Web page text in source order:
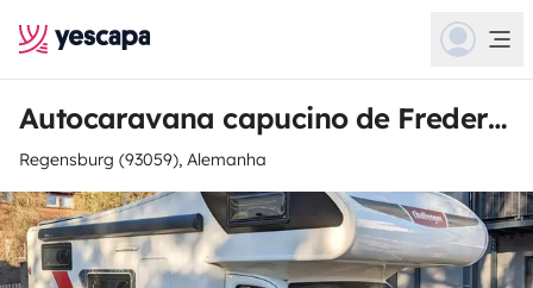
Autocaravana capucino de Frederike
Regensburg (93059), Alemanha